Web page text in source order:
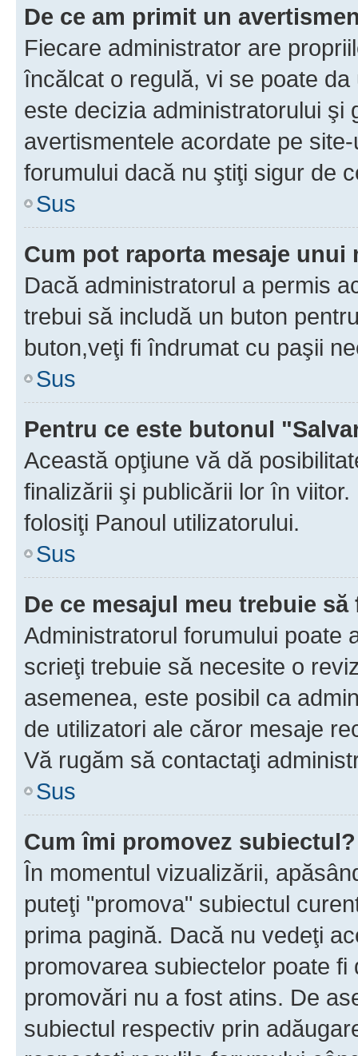
De ce am primit un
Fiecare administrator are
încălcat o regulă, vi se poate
este decizia administratorului şi
avertismentele acordate pe
forumului dacă nu ştiţi sigur de
Sus
Cum pot raporta mesaje unui
Dacă administratorul a permis
trebui să includă un buton
buton,veţi fi îndrumat cu paşii
Sus
Pentru ce este butonul
Această opţiune vă dă
finalizării şi publicării lor în
folosiţi Panoul utilizatorului.
Sus
De ce mesajul meu trebuie
Administratorul forumului poate
scrieţi trebuie să necesite o
asemenea, este posibil ca
de utilizatori ale căror mesaje
Vă rugăm să contactaţi
Sus
Cum îmi promovez subiectul?
În momentul vizualizării,
puteţi "promova" subiectul
prima pagină. Dacă nu vedeţi
promovarea subiectelor poate
promovări nu a fost atins. De
subiectul respectiv prin